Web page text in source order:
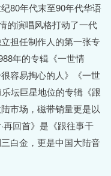
80年代末至90年代华语
的演唱风格打动了一代
担任制作人的第一张专
年的专辑《一世情
容易掏心的人》《一世
坛巨星地位的专辑《跟
市场，磁带销量更是以
再回首》是《跟往事干
白金，更是中国大陆音